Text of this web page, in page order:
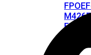
FPOE
FPOE